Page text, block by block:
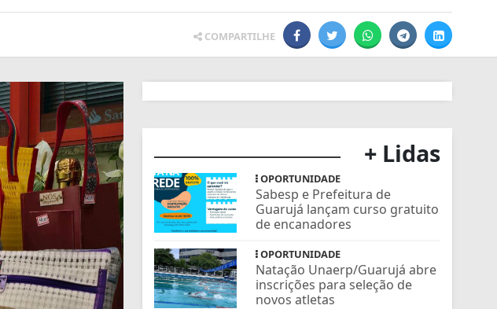
COMPARTILHE
+ Lidas
OPORTUNIDADE
Sabesp e Prefeitura de
Guarujá lançam curso gratuito
de encanadores
OPORTUNIDADE
Natação Unaerp/Guarujá abre
inscrições para seleção de
novos atletas